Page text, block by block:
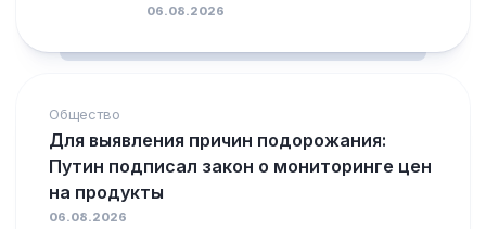
06.08.2026
Общество
Для выявления причин подорожания:
Путин подписал закон о мониторинге цен
на продукты
06.08.2026